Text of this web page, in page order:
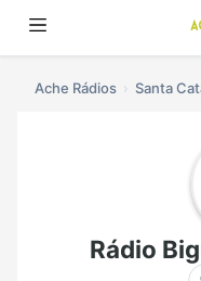
Ache Rádios Santa
Rádio